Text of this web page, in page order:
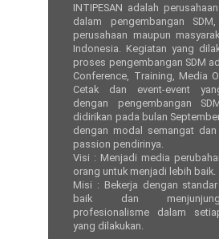
INTIPESAN adalah
dalam pengembangan
perusahaan maupun
Indonesia. Kegiatan yang
proses pengembangan SDM
Conference, Training, Media
Cetak dan event-event
dengan pengembangan
didirikan pada bulan
dengan modal semangat
passion pendirinya.
Visi : Menjadi media
orang untuk menjadi lebih baik.
Misi : Bekerja dengan
baik dan
profesionalisme dalam
yang dilakukan.